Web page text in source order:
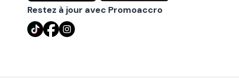
Restez à jour avec Promoaccro